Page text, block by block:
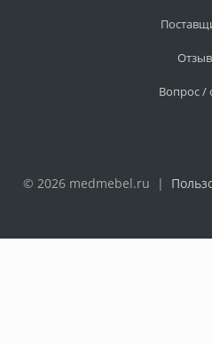
Вопрос /
© 2026 medmebel.ru |